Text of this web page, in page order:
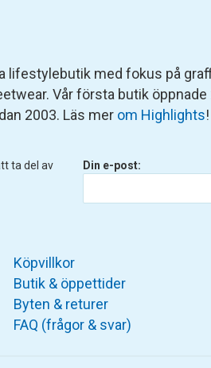
lifestylebutik med fokus på
Vår första butik öppnade
2003. Läs mer om Highlights!
ta del av
Din e-post:
Köpvillkor
Butik & öppettider
Byten & returer
FAQ (frågor & svar)